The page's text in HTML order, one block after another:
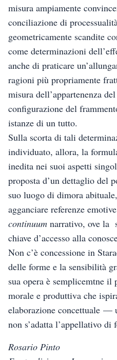
misura ampiamente
conciliazione di
geometricamente scandite
come determinazioni
anche di praticare
ragioni più propriamente
misura dell’appartenenza
configurazione del
istanze di un tutto.
Sulla scorta di tali
individuato, allora, la
inedita nei suoi aspetti
proposta d’un dettaglio del
suo luogo di dimora
agganciare referenze
continuum narrativo, ove la
chiave d’accesso alla
Non c’è concessione in
delle forme e la sensibilità
sua opera è semplicemtne il
morale e produttiva che
elaborazione concettuale —
non s’adatta l’appellativo
Rosario Pinto